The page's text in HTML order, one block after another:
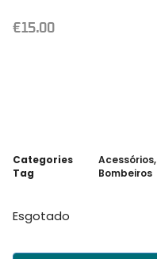
€15.00
Categories Acessórios,
Tag
Bombeiros
Esgotado